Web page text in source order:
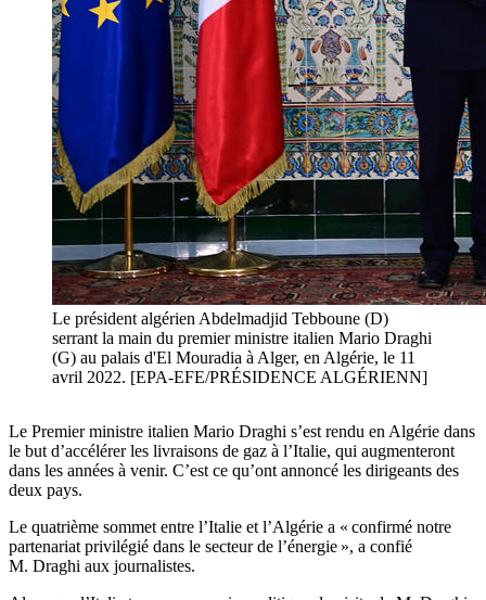
Le président algérien Abdelmadjid Tebboune (D)
serrant la main du premier ministre italien Mario Draghi
(G) au palais d'El Mouradia à Alger, en Algérie, le 11
avril 2022. [EPA-EFE/PRÉSIDENCE ALGÉRIENN]
Le Premier ministre italien Mario Draghi s’est rendu en Algérie dans
le but d’accélérer les livraisons de gaz à l’Italie, qui augmenteront
dans les années à venir. C’est ce qu’ont annoncé les dirigeants des
deux pays.
Le quatrième sommet entre l’Italie et l’Algérie a « confirmé notre
partenariat privilégié dans le secteur de l’énergie », a confié
M. Draghi aux journalistes.